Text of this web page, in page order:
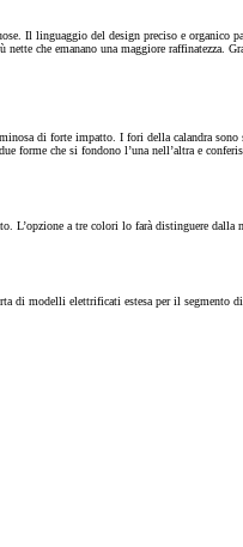
Il linguaggio del design preciso e
che emanano una maggiore raffinatezza.
di forte impatto. I fori della calandra
forme che si fondono l’una nell’altra e
a tre colori lo farà distinguere dalla
di modelli elettrificati estesa per il